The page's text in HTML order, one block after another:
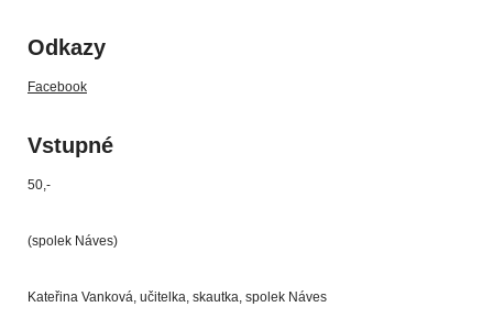
Odkazy
Facebook
Vstupné
50,-
(spolek Náves)
Kateřina Vanková, učitelka, skautka, spolek Náves